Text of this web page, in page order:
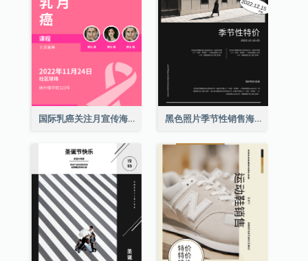
国际乳癌关注月宣传海报 黑色照片季节性销售海报